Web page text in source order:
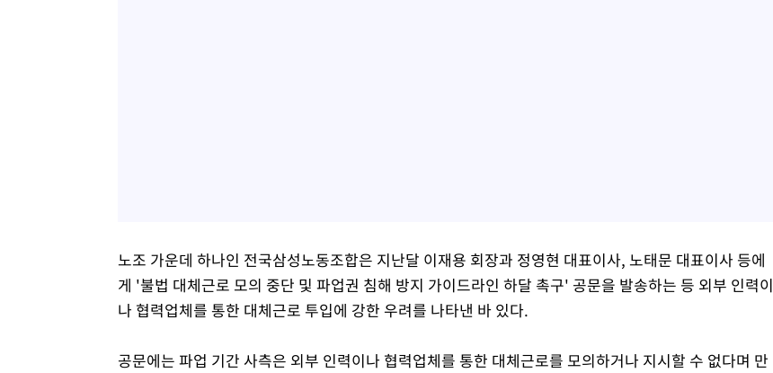
노조 가운데 하나인 전국삼성노동조합은 지난달 이재용 회장과 정영현 대표이사, 노태문 대표이사 등에
게 '불법 대체근로 모의 중단 및 파업권 침해 방지 가이드라인 하달 촉구' 공문을 발송하는 등 외부 인력이
나 협력업체를 통한 대체근로 투입에 강한 우려를 나타낸 바 있다.
공문에는 파업 기간 사측은 외부 인력이나 협력업체를 통한 대체근로를 모의하거나 지시할 수 없다며 만